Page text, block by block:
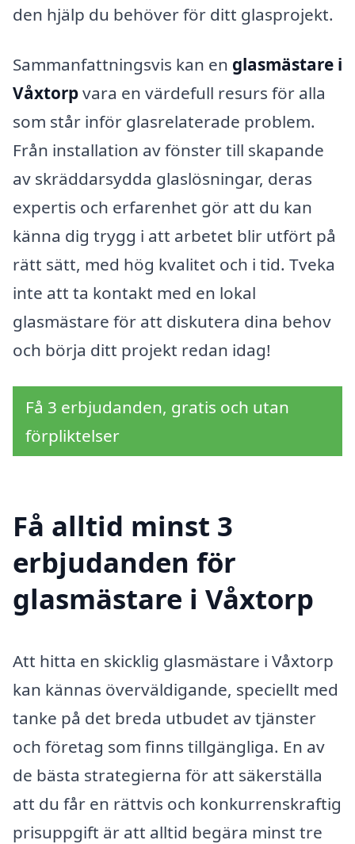
den hjälp du behöver för ditt glasprojekt.
Sammanfattningsvis kan en glasmästare i
Våxtorpvara en värdefull resurs för alla
som står inför glasrelaterade problem.
Från installation av fönster till skapande
av skräddarsydda glaslösningar, deras
expertis och erfarenhet gör att du kan
känna dig trygg i att arbetet blir utfört på
rätt sätt, med hög kvalitet och i tid. Tveka
inte att ta kontakt med en lokal
glasmästare för att diskutera dina behov
och börja ditt projekt redan idag!
Få 3 erbjudanden, gratis och utan
förpliktelser
Få alltid minst 3
erbjudanden för
glasmästare i Våxtorp
Att hitta en skicklig glasmästare i Våxtorp
kan kännas överväldigande, speciellt med
tanke på det breda utbudet av tjänster
och företag som finns tillgängliga. En av
de bästa strategierna för att säkerställa
att du får en rättvis och konkurrenskraftig
prisuppgift är att alltid begära minst tre